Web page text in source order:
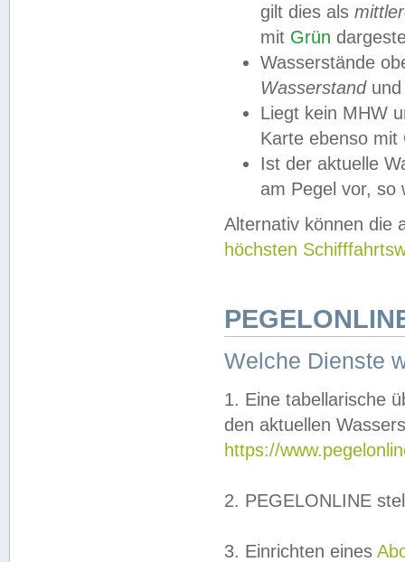
gilt dies als
mit Grün
Wasserstände
Wasserstandund
Liegt kein MHW
Karte ebenso mit
Ist der aktuelle
am Pegel vor,
Alternativ können die
höchsten
Welche Dienste
1. Eine tabellarische
den aktuellen
https://
2. PEGELONLINE
3. Einrichten eines